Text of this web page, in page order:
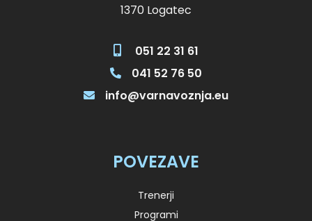
1370 Logatec
051 22 31 61
041 52 76 50
info@varnavoznja.eu
POVEZAVE
Trenerji
Programi